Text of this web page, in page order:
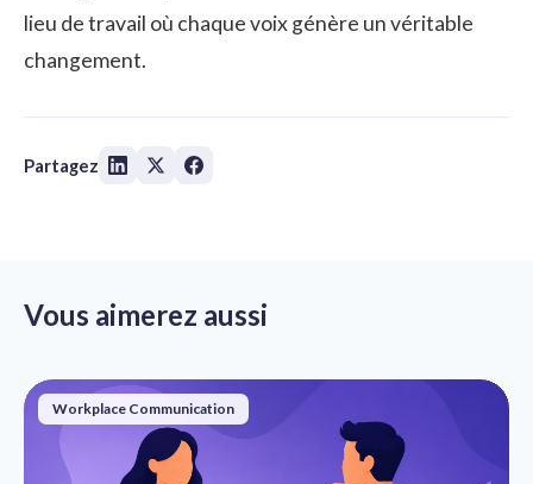
lieu de travail où chaque voix génère un véritable
changement.
Partagez
Vous aimerez aussi
Workplace Communication